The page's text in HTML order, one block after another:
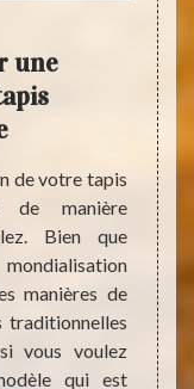
une
de votre tapis
de manière
Bien que
manières de
traditionnelles
vous voulez
qui est
que